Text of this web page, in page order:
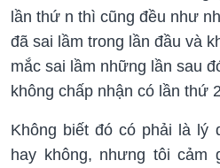
lần thứ n thì cũng đều như
đã sai lầm trong lần đầu và
mắc sai lầm những lần sau
không chấp nhận có lần thứ
Không biết đó có phải là lý
hay không, nhưng tôi cảm